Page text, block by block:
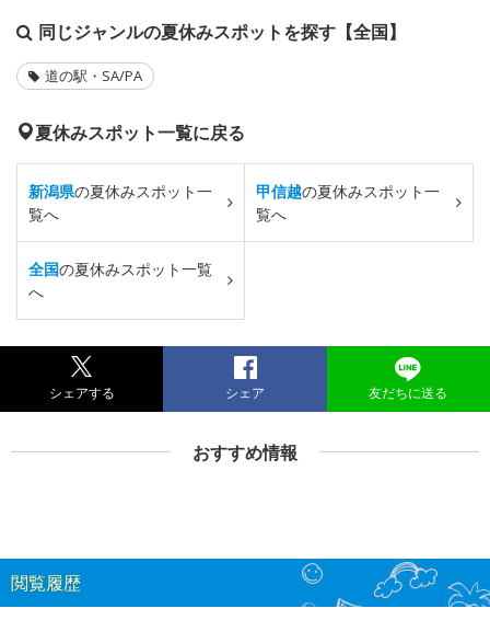
同じジャンルの夏休みスポットを探す【全国】
道の駅・SA/PA
夏休みスポット一覧に戻る
新潟県の夏休みスポット一
覧へ
甲信越の夏休みスポット一
覧へ
全国の夏休みスポット一覧
へ
シェアする シェア 友だちに送る
おすすめ情報
閲覧履歴